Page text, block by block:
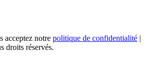
acceptez notre politique de confidentialité |
droits réservés.